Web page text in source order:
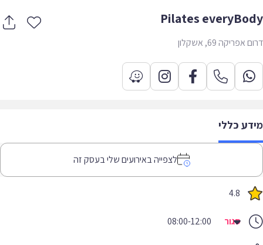
Pilates
69, אשקלון
כללי
לצפייה באירועים שלי בעסק זה
4.8
סגור 08:00-12:00